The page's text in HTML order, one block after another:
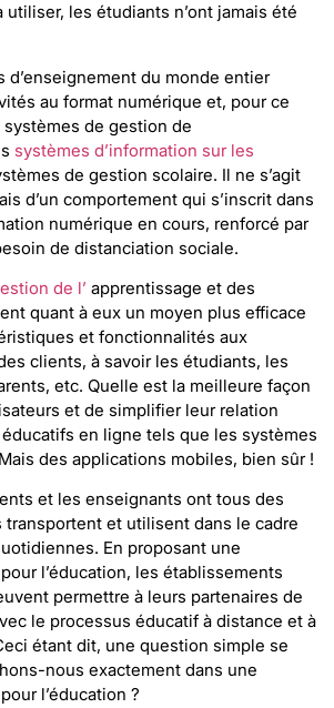
les étudiants n’ont jamais été
d’enseignement du monde entier
au format numérique et, pour ce
de gestion de
systèmes d’information sur les
de gestion scolaire. Il ne s’agit
d’un comportement qui s’inscrit dans
numérique en cours, renforcé par
de distanciation sociale.
de l’ apprentissage et des
quant à eux un moyen plus efficace
et fonctionnalités aux
clients, à savoir les étudiants, les
etc. Quelle est la meilleure façon
et de simplifier leur relation
en ligne tels que les systèmes
des applications mobiles, bien sûr !
et les enseignants ont tous des
transportent et utilisent dans le cadre
En proposant une
l’éducation, les établissements
permettre à leurs partenaires de
le processus éducatif à distance et à
étant dit, une question simple se
nous exactement dans une
l’éducation ?